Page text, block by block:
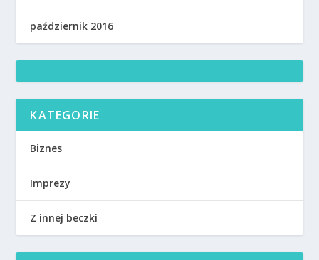
październik 2016
KATEGORIE
Biznes
Imprezy
Z innej beczki